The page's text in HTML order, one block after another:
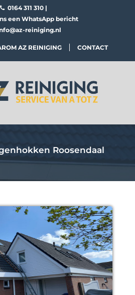
0164 311 310 |
een WhatsApp bericht
reiniging.nl
AZ REINIGING CONTACT
Roosendaal